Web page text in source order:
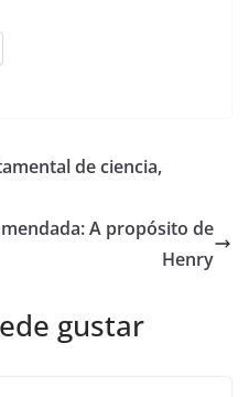
de ciencia,
A propósito de
Henry
gustar